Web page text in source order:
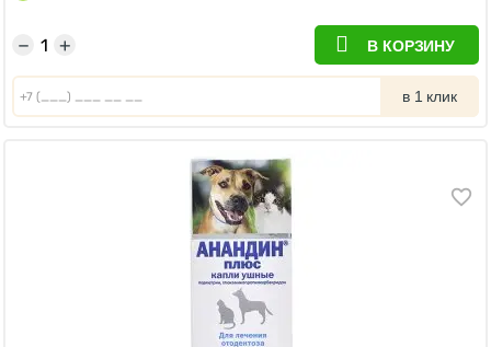
+
− В КОРЗИНУ
в 1 клик